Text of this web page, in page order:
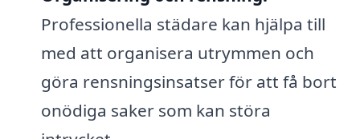
Professionella städare kan hjälpa till
med att organisera utrymmen och
göra rensningsinsatser för att få bort
onödiga saker som kan störa